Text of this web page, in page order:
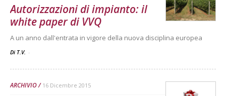
Autorizzazioni di impianto: il
white paper di VVQ
A un anno dall'entrata in vigore della nuova disciplina europea
Di T.V. -
ARCHIVIO 16 Dicembre 2015